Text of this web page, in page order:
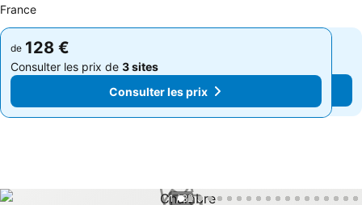
France
de 128 €
Consulter les prix de 3 sites
Consulter les prix
de 128 €
Consulter les prix de 3 sites
Consulter les prix
1 / 82